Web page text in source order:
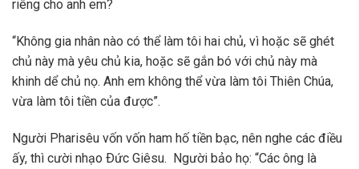
riêng cho anh em?
“Không gia nhân nào có thể làm tôi hai chủ, vì hoặc sẽ ghét
chủ này mà yêu chủ kia, hoặc sẽ gắn bó với chủ này mà
khinh dể chủ nọ. Anh em không thể vừa làm tôi Thiên Chúa,
vừa làm tôi tiền của được”.
Người Pharisêu vốn vốn ham hố tiền bạc, nên nghe các điều
ấy, thì cười nhạo Ðức Giêsu. Người bảo họ: “Các ông là